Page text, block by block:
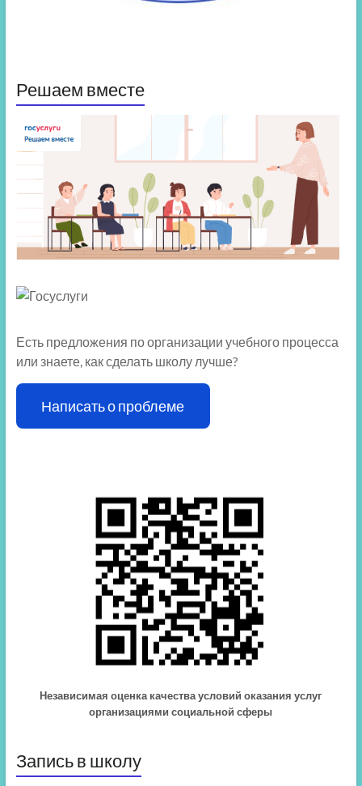
Решаем вместе
Есть предложения по организации учебного процесса
или знаете, как сделать школу лучше?
Написать о проблеме
Независимая оценка качества условий оказания услуг
организациями социальной сферы
Запись в школу